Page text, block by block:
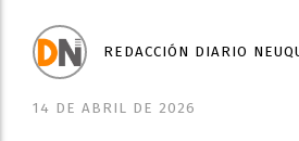
14 DE ABRIL DE 2026
REDACCIÓN DIARIO